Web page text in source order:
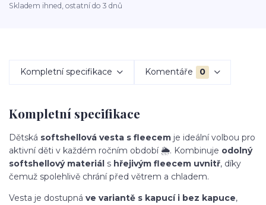
Skladem ihned, ostatní do 3 dnů
Kompletní specifikace Komentáře 0
Kompletní specifikace
Dětská softshellová vesta s fleecem je ideální volbou pro
aktivní děti v každém ročním období 🌦️. Kombinuje odolný
softshellový materiál s hřejivým fleecem uvnitř, díky
čemuž spolehlivě chrání před větrem a chladem.
Vesta je dostupná ve variantě s kapucí i bez kapuce,